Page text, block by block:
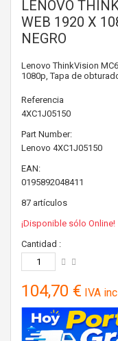
LENOVO
WEB 1920 X
NEGRO
Lenovo ThinkVision
1080p, Tapa de
Referencia
4XC1J05150
Part Number:
Lenovo 4XC1J05150
EAN:
0195892048411
87 artículos
¡Disponible sólo Online!
Cantidad :
104,70 € IVA